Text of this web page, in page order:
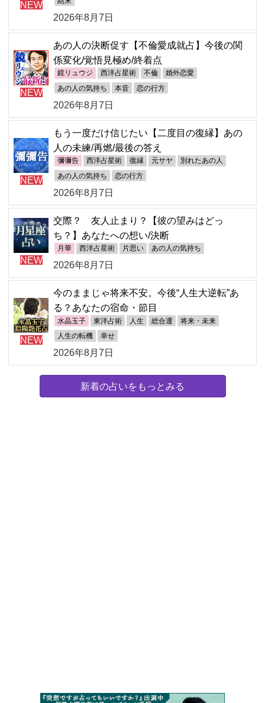
NEW
2026年8月7日
NEW
あの人の決断促す【不倫愛成就占】今後の関
係変化/覚悟見極め/終着点
鏡リュウジ 西洋占星術 不倫 婚外恋愛
あの人の気持ち 本音 恋の行方
2026年8月7日
NEW
もう一度だけ信じたい【二度目の復縁】あの
人の未練/再燃/最後の答え
彌彌告 西洋占星術 復縁 元サヤ 別れたあの人
あの人の気持ち 恋の行方
2026年8月7日
NEW
交際？ 友人止まり？【彼の望みはどっ
ち？】あなたへの想い/決断
月華 西洋占星術 片思い あの人の気持ち
2026年8月7日
NEW
今のままじゃ将来不安。今後“人生大逆転”あ
る？あなたの宿命・節目
水晶玉子 東洋占術 人生 総合運 将来・未来
人生の転機 幸せ
2026年8月7日
新着の占いをもっとみる